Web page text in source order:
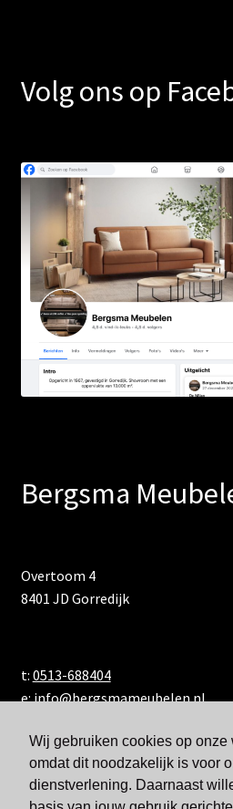
Wij gebruiken cookies op onze
omdat dit noodzakelijk is voor
dienstverlening. Daarnaast
Volg ons op
Bergsma
Overtoom 4
8401 JD Gorredijk
t: 0513-688404
e:info@bergsmameubelen.nl